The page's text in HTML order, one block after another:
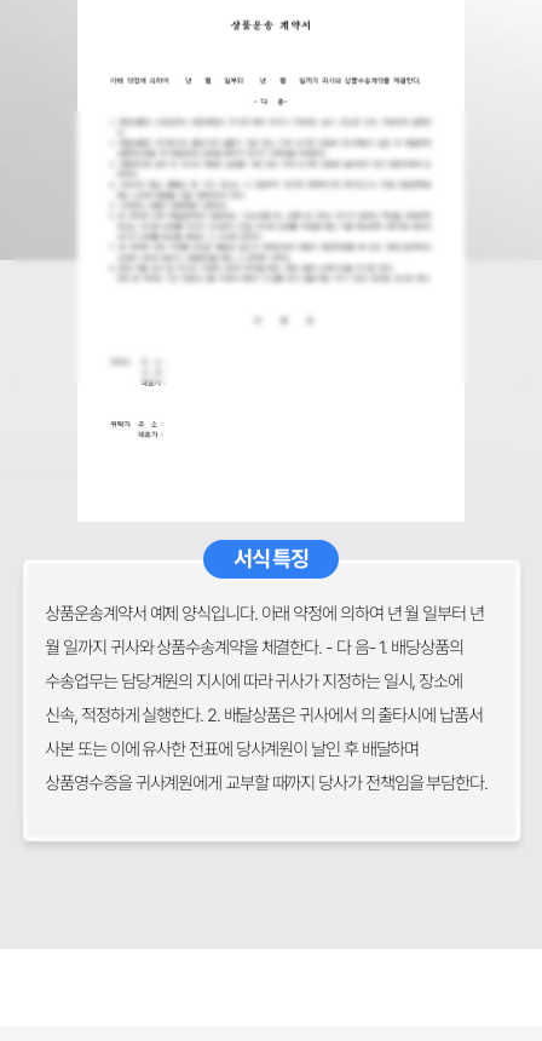
서식 특징
상품운송계약서 예제 양식입니다. 아래 약정에 의하여 년 월 일부터 년
월 일까지 귀사와 상품수송계약을 체결한다. - 다 음- 1. 배당상품의
수송업무는 담당계원의 지시에 따라 귀사가 지정하는 일시, 장소에
신속, 적정하게 실행한다. 2. 배달상품은 귀사에서 의 출타시에 납품서
사본 또는 이에 유사한 전표에 당사계원이 날인 후 배달하며
상품영수증을 귀사계원에게 교부할 때까지 당사가 전책임을 부담한다.